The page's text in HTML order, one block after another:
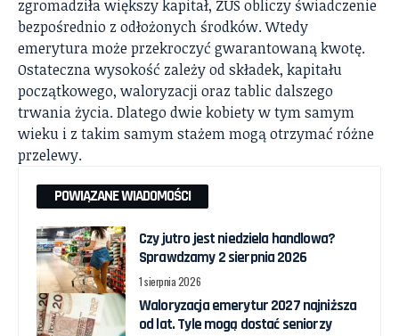
zgromadziła większy kapitał, ZUS obliczy świadczenie
bezpośrednio z odłożonych środków. Wtedy
emerytura może przekroczyć gwarantowaną kwotę.
Ostateczna wysokość zależy od składek, kapitału
początkowego, waloryzacji oraz tablic dalszego
trwania życia. Dlatego dwie kobiety w tym samym
wieku i z takim samym stażem mogą otrzymać różne
przelewy.
POWIĄZANE WIADOMOŚCI
Czy jutro jest niedziela handlowa?
Sprawdzamy 2 sierpnia 2026
1 sierpnia 2026
Waloryzacja emerytur 2027 najniższa
od lat. Tyle mogą dostać seniorzy